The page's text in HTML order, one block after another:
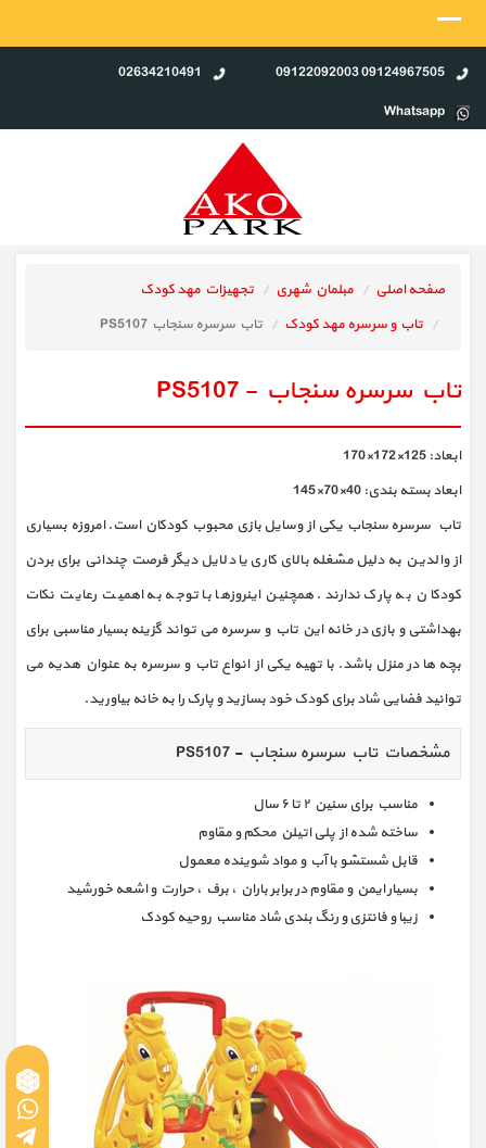
09124967505 09122092003
02634210491
Whatsapp
صفحه اصلی مبلمان شهری
تجهیزات مهد کودک
تاب و سرسره مهد کودک
تاب سرسره سنجاب PS5107
تاب سرسره سنجاب - PS5107
ابعاد: 125×172×170
ابعاد بسته بندی: 40×70×145
تاب سرسره سنجاب یکی از وسایل بازی محبوب کودکان است. امروزه بسیاری
از والدین به دلیل مشغله بالای کاری یا دلایل دیگر فرصت چندانی برای بردن
کودکان به پارک ندارند. همچنین اینروزها با توجه به اهمیت رعایت نکات
بهداشتی و بازی در خانه این تاب و سرسره می تواند گزینه بسیار مناسبی برای
بچه ها در منزل باشد. با تهیه یکی از انواع تاب و سرسره به عنوان هدیه می
توانید فضایی شاد برای کودک خود بسازید و پارک را به خانه بیاورید.
مشخصات تاب سرسره سنجاب - PS5107
مناسب برای سنین ۲ تا ۶ سال
ساخته شده از پلی اتیلن محکم و مقاوم
قابل شستشو با آب و مواد شوینده معمول
بسیار ایمن و مقاوم در برابر باران ، برف ، حرارت و اشعه خورشید
زیبا و فانتزی و رنگ بندی شاد مناسب روحیه کودک